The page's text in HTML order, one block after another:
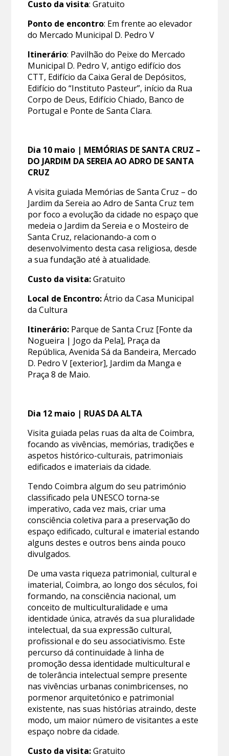
Custo da visita: Gratuito
Ponto de encontro: Em frente ao elevador
do Mercado Municipal D. Pedro V
Itinerário: Pavilhão do Peixe do Mercado
Municipal D. Pedro V, antigo edifício dos
CTT, Edifício da Caixa Geral de Depósitos,
Edifício do “Instituto Pasteur”, início da Rua
Corpo de Deus, Edifício Chiado, Banco de
Portugal e Ponte de Santa Clara.
Dia 10 maio | MEMÓRIAS DE SANTA CRUZ –
DO JARDIM DA SEREIA AO ADRO DE SANTA
CRUZ
A visita guiada Memórias de Santa Cruz – do
Jardim da Sereia ao Adro de Santa Cruz tem
por foco a evolução da cidade no espaço que
medeia o Jardim da Sereia e o Mosteiro de
Santa Cruz, relacionando-a com o
desenvolvimento desta casa religiosa, desde
a sua fundação até à atualidade.
Custo da visita:Gratuito
Local de Encontro:Átrio da Casa Municipal
da Cultura
Itinerário: Parque de Santa Cruz [Fonte da
Nogueira | Jogo da Pela], Praça da
República, Avenida Sá da Bandeira, Mercado
D. Pedro V [exterior], Jardim da Manga e
Praça 8 de Maio.
Dia 12 maio | RUAS DA ALTA
Visita guiada pelas ruas da alta de Coimbra,
focando as vivências, memórias, tradições e
aspetos histórico-culturais, patrimoniais
edificados e imateriais da cidade.
Tendo Coimbra algum do seu património
classificado pela UNESCO torna-se
imperativo, cada vez mais, criar uma
consciência coletiva para a preservação do
espaço edificado, cultural e imaterial estando
alguns destes e outros bens ainda pouco
divulgados.
De uma vasta riqueza patrimonial, cultural e
imaterial, Coimbra, ao longo dos séculos, foi
formando, na consciência nacional, um
conceito de multiculturalidade e uma
identidade única, através da sua pluralidade
intelectual, da sua expressão cultural,
profissional e do seu associativismo. Este
percurso dá continuidade à linha de
promoção dessa identidade multicultural e
de tolerância intelectual sempre presente
nas vivências urbanas conimbricenses, no
pormenor arquitetónico e patrimonial
existente, nas suas histórias atraindo, deste
modo, um maior número de visitantes a este
espaço nobre da cidade.
Custo da visita:Gratuito